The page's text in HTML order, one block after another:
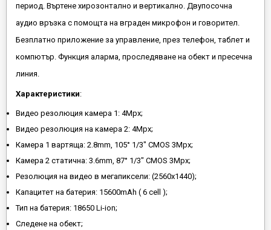
период. Въртене хирозонтално и вертикално. Двупосочна
аудио връзка с помощта на вграден микрофон и говорител.
Безплатно приложение за управление, през телефон, таблет и
компютър. Функция аларма, проследяване на обект и пресечна
линия.
Характеристики:
Видео резолюция камера 1: 4Mpx;
Видео резолюция на камера 2: 4Mpx;
Камера 1 вартяща: 2.8mm, 105° 1/3" CMOS 3Mpx;
Камера 2 статична: 3.6mm, 87° 1/3" CMOS 3Mpx;
Резолюция на видео в мегапиксели: (2560x1440);
Капацитет на батерия: 15600mAh ( 6 cell );
Тип на батерия: 18650 Li-ion;
Следене на обект;